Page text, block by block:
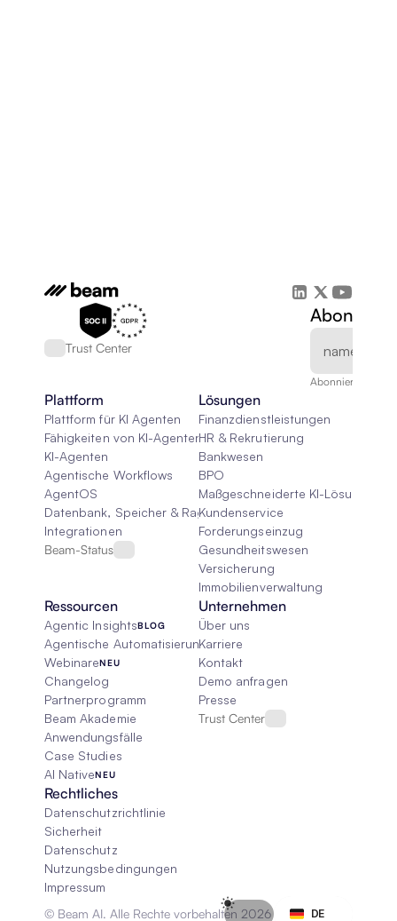
Trust Center
Abonnieren Sie
Plattform
Plattform für KI Agenten
Fähigkeiten von KI-Agenten
KI-Agenten
Agentische Workflows
AgentOS
Datenbank, Speicher & Rag
Integrationen
Beam-Status
Lösungen
Finanzdienstleistungen
HR & Rekrutierung
Bankwesen
BPO
Maßgeschneiderte KI-Lösungen
Kundenservice
Forderungseinzug
Gesundheitswesen
Versicherung
Immobilienverwaltung
Ressourcen
Agentic InsightsBLOG
Agentische Automatisierung 101
WebinareNEU
Changelog
Partnerprogramm
Beam Akademie
Anwendungsfälle
Case Studies
AI NativeNEU
Unternehmen
Über uns
Karriere
Kontakt
Demo anfragen
Presse
Trust Center
Rechtliches
Datenschutzrichtlinie
Sicherheit
Datenschutz
Nutzungsbedingungen
Impressum
© Beam AI. Alle Rechte vorbehalten 2026
DE